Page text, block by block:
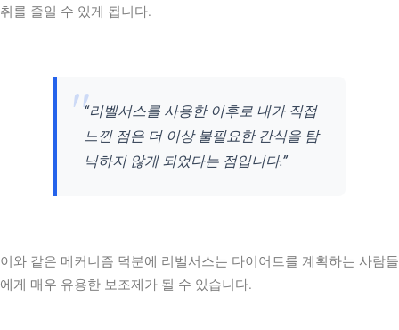
취를 줄일 수 있게 됩니다.
“리벨서스를 사용한 이후로 내가 직접
느낀 점은 더 이상 불필요한 간식을 탐
닉하지 않게 되었다는 점입니다.”
이와 같은 메커니즘 덕분에 리벨서스는 다이어트를 계획하는 사람들
에게 매우 유용한 보조제가 될 수 있습니다.